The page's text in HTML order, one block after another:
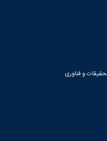
و فناوری